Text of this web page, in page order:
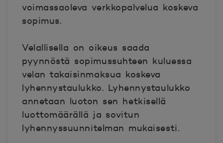
voimassaoleva verkkopalvelua koskeva
sopimus.
Velallisella on oikeus saada
pyynnöstä sopimussuhteen kuluessa
velan takaisinmaksua koskeva
lyhennystaulukko. Lyhennystaulukko
annetaan luoton sen hetkisellä
luottomäärällä ja sovitun
lyhennyssuunnitelman mukaisesti.